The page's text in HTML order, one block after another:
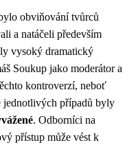
obviňování tvůrců
a natáčeli především
vysoký dramatický
Soukup jako moderátor a
kontroverzí, neboť
jednotlivých případů byly
. Odborníci na
přístup může vést k